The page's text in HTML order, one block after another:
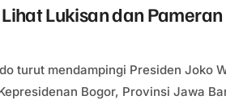
Lukisan dan
turut mendampingi Presiden Joko
Bogor, Provinsi Jawa